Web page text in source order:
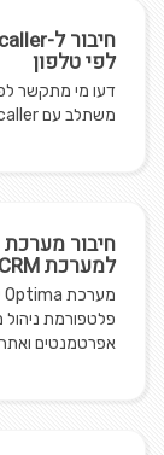
לפי טלפון
משתלב עם Truecaller הפכו כל שיחה נכנסת להזדמנות...
למערכת Kala CRM
פלטפורמת
אפרטמנטים